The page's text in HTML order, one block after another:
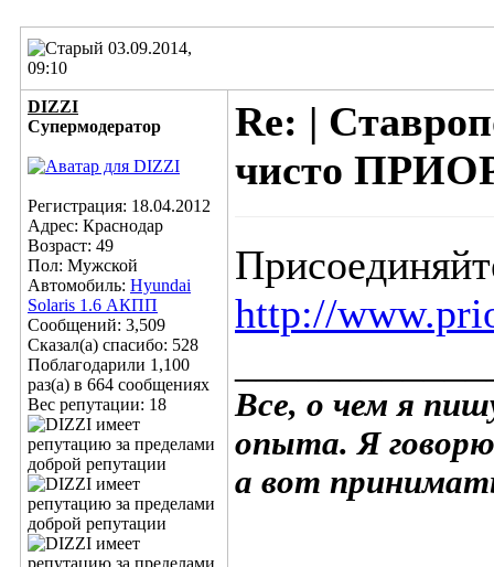
03.09.2014,
09:10
DIZZI
Супермодератор
Регистрация: 18.04.2012
Адрес: Краснодар
Возраст: 49
Пол: Мужской
Автомобиль: Hyundai
Solaris 1.6 АКПП
Сообщений: 3,509
Сказал(а) спасибо: 528
Поблагодарили 1,100
раз(а) в 664 сообщениях
Вес репутации: 18
Re: |
чисто
http://
Все, о чем я
опыта. Я
а вот